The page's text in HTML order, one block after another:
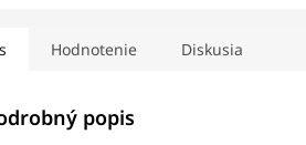
Hodnotenie Diskusia
popis